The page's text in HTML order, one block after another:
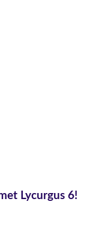
Lycurgus 6!